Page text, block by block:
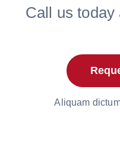
Call us today
Aliquam